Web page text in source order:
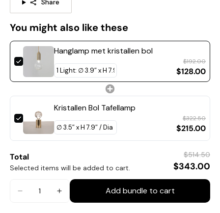
Productgrootte
Share
You might also like these
Hanglamp met kristallen bol
$192.00
$128.00
Kristallen Bol Tafellamp
$322.50
$215.00
Total
Selected items will be added to cart.
$514.50
$343.00
Add bundle to cart